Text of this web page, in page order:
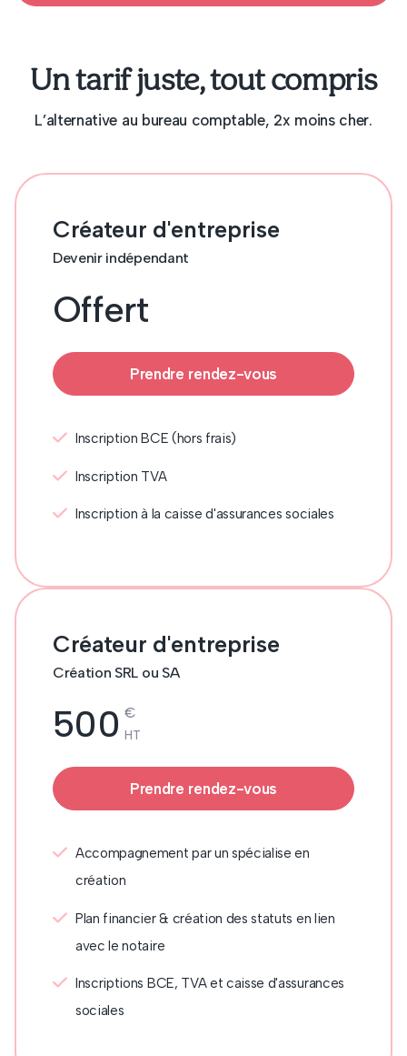
Un tarif juste, tout compris
L’alternative au bureau comptable, 2x moins cher.
Créateur d'entreprise
Devenir indépendant
Offert
Prendre rendez-vous
Inscription BCE (hors frais)
Inscription TVA
Inscription à la caisse d'assurances sociales
Créateur d'entreprise
Création SRL ou SA
500 €
HT
Prendre rendez-vous
Accompagnement par un spécialise en
création
Plan financier & création des statuts en lien
avec le notaire
Inscriptions BCE, TVA et caisse d'assurances
sociales